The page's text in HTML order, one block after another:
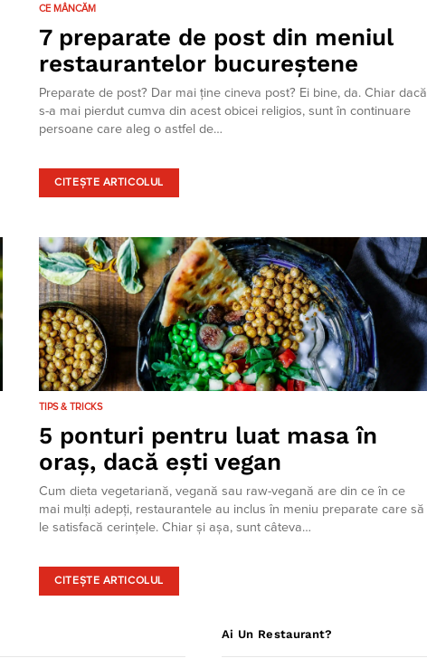
CE MÂNCĂM
7 preparate de post din meniul
restaurantelor bucureștene
Preparate de post? Dar mai ține cineva post? Ei bine, da. Chiar dacă
s-a mai pierdut cumva din acest obicei religios, sunt în continuare
persoane care aleg o astfel de…
CITEȘTE ARTICOLUL
TIPS & TRICKS
5 ponturi pentru luat masa în
oraș, dacă ești vegan
Cum dieta vegetariană, vegană sau raw-vegană are din ce în ce
mai mulți adepți, restaurantele au inclus în meniu preparate care să
le satisfacă cerințele. Chiar și așa, sunt câteva…
CITEȘTE ARTICOLUL
Ai Un Restaurant?